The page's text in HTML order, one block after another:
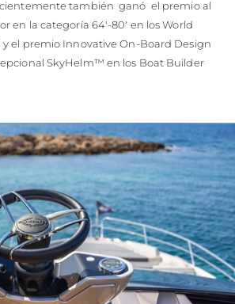
también ganó el premio al
en la categoría 64'-80' en los World
y el premio Innovative On-Board Design
SkyHelm™ en los Boat Builder